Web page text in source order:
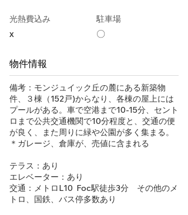
光熱費込み
x
駐車場
〇
物件情報
備考：モンジュイック丘の麓にある新築物
件、３棟（152戸)からなり、各棟の屋上には
プールがある。車で空港まで10-15分、セント
ロまで公共交通機関で10分程度と、交通の便
が良く、また周りに緑や公園が多く集まる。
＊ガレージ、倉庫が、売値に含まれる
テラス：あり
エレベーター：あり
交通：メトロL10 Foc駅徒歩3分 その他のメ
トロ、国鉄、バス停多数あり